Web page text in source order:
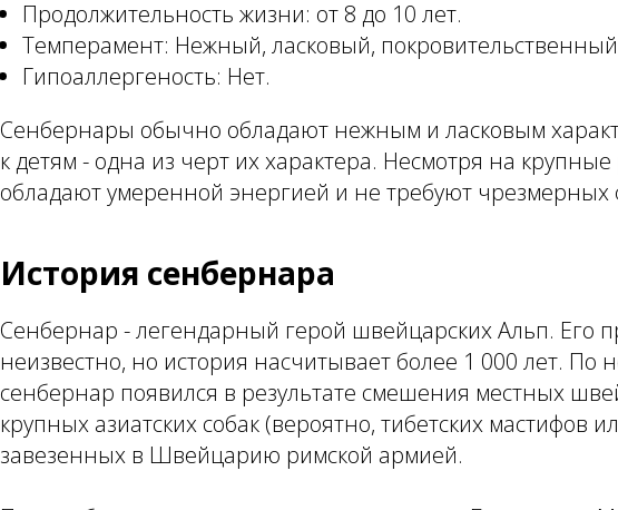
Продолжительность жизни: от 8 до 10 лет.
Темперамент: Нежный, ласковый,
Гипоаллергеность: Нет.
Сенбернары обычно обладают нежным и ласковым
к детям - одна из черт их характера. Несмотря на
обладают умеренной энергией и не требуют чрезмерных
История сенбернара
Сенбернар - легендарный герой швейцарских Альп. Его
неизвестно, но история насчитывает более 1 000 лет. По
сенбернар появился в результате смешения местных
крупных азиатских собак (вероятно, тибетских мастифов
завезенных в Швейцарию римской армией.